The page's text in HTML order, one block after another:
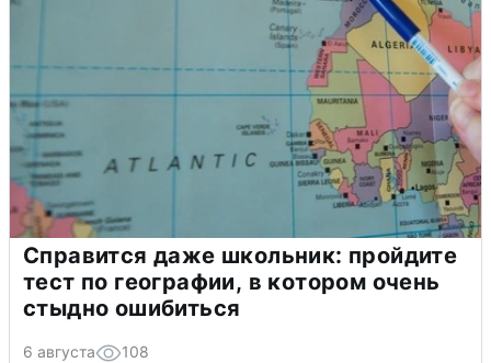
Справится даже школьник: пройдите
тест по географии, в котором очень
стыдно ошибиться
6 августа 108